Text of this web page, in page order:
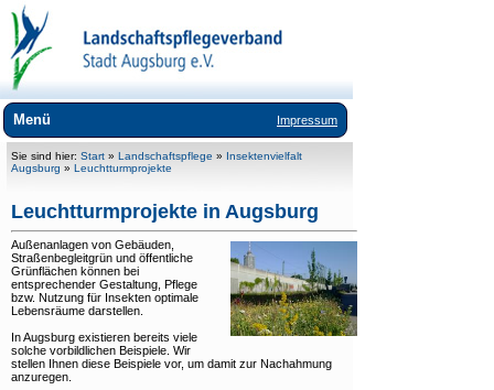
Impressum
Menü
Wir über uns
+
Weidestadt Augsburg
+
Insektenvielfalt Augsburg
Öko-Modellregion
+
Streuobst für Augsburg
Pflegemahd
Sie sind hier: Start » Landschaftspflege » Insektenvielfalt
Augsburg » Leuchtturmprojekte
Leuchtturmprojekte in Augsburg
Außenanlagen von Gebäuden,
Straßenbegleitgrün und öffentliche
Grünflächen können bei
entsprechender Gestaltung, Pflege
bzw. Nutzung für Insekten optimale
Lebensräume darstellen.
In Augsburg existieren bereits viele
solche vorbildlichen Beispiele. Wir
stellen Ihnen diese Beispiele vor, um damit zur Nachahmung
anzuregen.